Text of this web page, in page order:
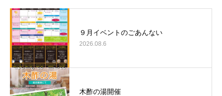
９月イベントのごあんない
2026.08.6
木酢の湯開催